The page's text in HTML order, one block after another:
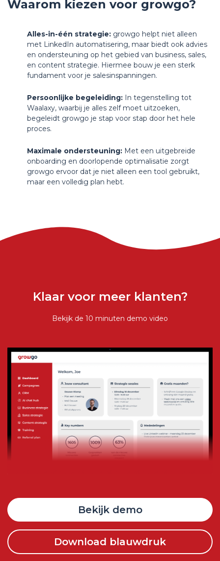
Waarom kiezen voor growgo?
Alles-in-één strategie: growgo helpt niet alleen
met LinkedIn automatisering, maar biedt ook advies
en ondersteuning op het gebied van business, sales,
en content strategie. Hiermee bouw je een sterk
fundament voor je salesinspanningen.
Persoonlijke begeleiding: In tegenstelling tot
Waalaxy, waarbij je alles zelf moet uitzoeken,
begeleidt growgo je stap voor stap door het hele
proces.
Maximale ondersteuning: Met een uitgebreide
onboarding en doorlopende optimalisatie zorgt
growgo ervoor dat je niet alleen een tool gebruikt,
maar een volledig plan hebt.
Klaar voor meer klanten?
Bekijk de 10 minuten demo video
Bekijk demo
Download blauwdruk